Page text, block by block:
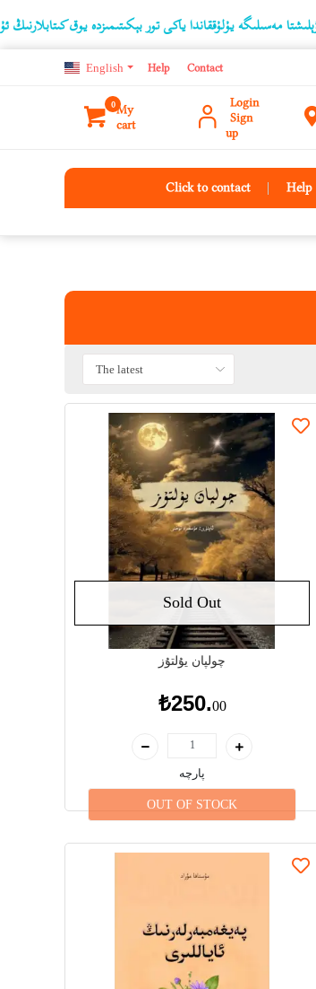
ياكى تور بېكىتىمىزدە يوق كىتابلارنىڭ ئۇچۇرىنى
English Help Contact
Login
Sign
up
0My
cart
Help
Click to contact
Sold Out
چولپان يۇلتۇز
₺250.00
پارچە
OUT OF STOCK